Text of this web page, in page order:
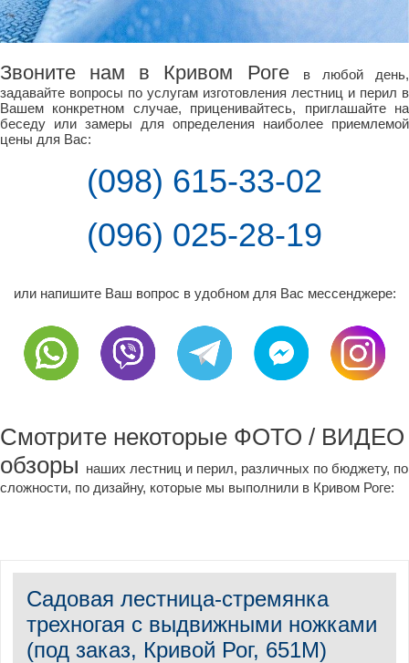
Звоните нам в Кривом Роге
в любой день,
задавайте вопросы по услугам изготовления лестниц и перил в
Вашем конкретном случае, приценивайтесь, приглашайте на
беседу или замеры для определения наиболее приемлемой
цены для Вас:
(098) 615-33-02
(096) 025-28-19
или напишите Ваш вопрос в удобном для Вас мессенджере:
Смотрите некоторые ФОТО / ВИДЕО
обзоры наших лестниц и перил, различных по бюджету, по
сложности, по дизайну, которые мы выполнили в Кривом Роге:
Садовая лестница-стремянка
трехногая с выдвижными ножками
(под заказ, Кривой Рог, 651M)